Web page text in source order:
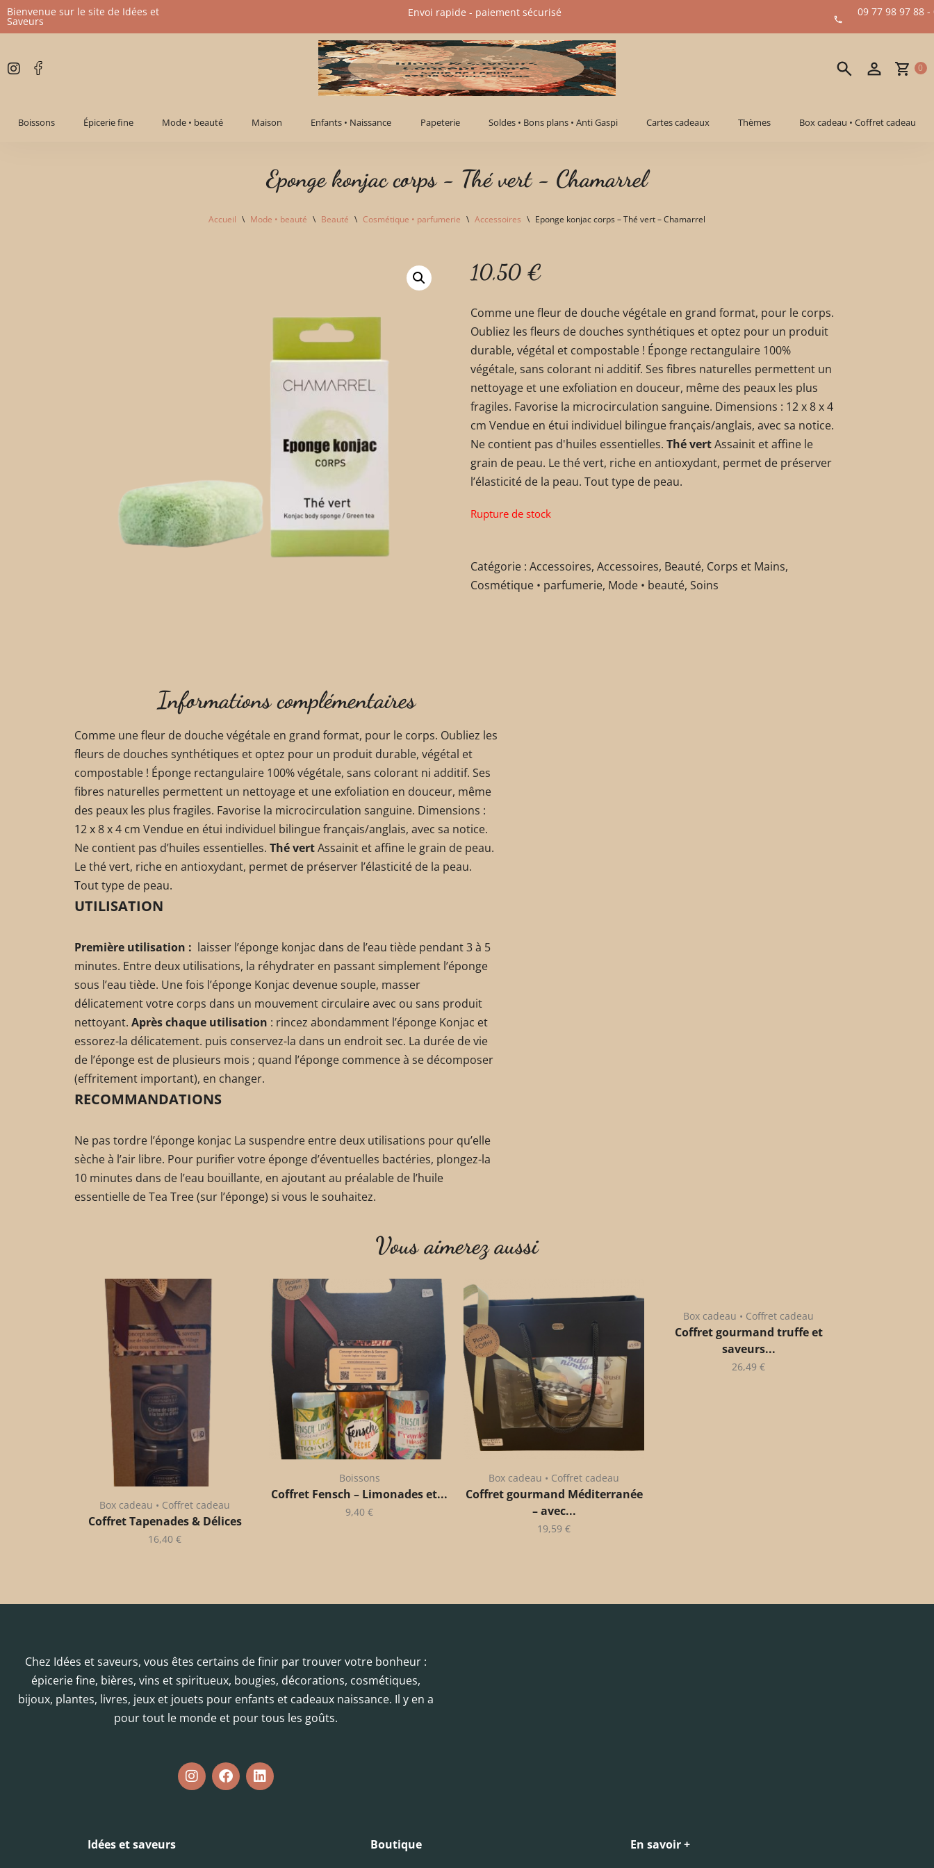
Aller
contenu
Bienvenue sur le site de Idées et
Saveurs
09 77 98 97 88 -
Envoi rapide - paiement sécurisé​
0
Boissons Épicerie fine Mode • beauté Maison Enfants • Naissance Papeterie Soldes • Bons plans • Anti Gaspi Cartes cadeaux Thèmes Box cadeau • Coffret cadeau
Eponge konjac corps - Thé vert - Chamarrel
Accueil \ Mode • beauté \ Beauté \ Cosmétique • parfumerie \ Accessoires \ Eponge konjac corps – Thé vert – Chamarrel
10,50 €
Comme une fleur de douche végétale en grand format, pour le corps.
Oubliez les fleurs de douches synthétiques et optez pour un produit
durable, végétal et compostable ! Éponge rectangulaire 100%
végétale, sans colorant ni additif. Ses fibres naturelles permettent un
nettoyage et une exfoliation en douceur, même des peaux les plus
fragiles. Favorise la microcirculation sanguine. Dimensions : 12 x 8 x 4
cm Vendue en étui individuel bilingue français/anglais, avec sa notice.
Ne contient pas d'huiles essentielles. Thé vertAssainit et affine le
grain de peau. Le thé vert, riche en antioxydant, permet de préserver
l’élasticité de la peau. Tout type de peau.
Rupture de stock
Catégorie : Accessoires, Accessoires, Beauté, Corps et Mains,
Cosmétique • parfumerie, Mode • beauté, Soins
Informations complémentaires
Comme une fleur de douche végétale en grand format, pour le corps. Oubliez les
fleurs de douches synthétiques et optez pour un produit durable, végétal et
compostable ! Éponge rectangulaire 100% végétale, sans colorant ni additif. Ses
fibres naturelles permettent un nettoyage et une exfoliation en douceur, même
des peaux les plus fragiles. Favorise la microcirculation sanguine. Dimensions :
12 x 8 x 4 cm Vendue en étui individuel bilingue français/anglais, avec sa notice.
Ne contient pas d’huiles essentielles. Thé vertAssainit et affine le grain de peau.
Le thé vert, riche en antioxydant, permet de préserver l’élasticité de la peau.
Tout type de peau.
UTILISATION
Première utilisation : laisser l’éponge konjac dans de l’eau tiède pendant 3 à 5
minutes. Entre deux utilisations, la réhydrater en passant simplement l’éponge
sous l’eau tiède. Une fois l’éponge Konjac devenue souple, masser
délicatement votre corps dans un mouvement circulaire avec ou sans produit
nettoyant. Après chaque utilisation : rincez abondamment l’éponge Konjac et
essorez-la délicatement. puis conservez-la dans un endroit sec. La durée de vie
de l’éponge est de plusieurs mois ; quand l’éponge commence à se décomposer
(effritement important), en changer.
RECOMMANDATIONS
Ne pas tordre l’éponge konjac La suspendre entre deux utilisations pour qu’elle
sèche à l’air libre. Pour purifier votre éponge d’éventuelles bactéries, plongez-la
10 minutes dans de l’eau bouillante, en ajoutant au préalable de l’huile
essentielle de Tea Tree (sur l’éponge) si vous le souhaitez.
Vous aimerez aussi
Box cadeau • Coffret cadeau
Coffret Tapenades & Délices
16,40 €
Boissons
Coffret Fensch – Limonades et...
9,40 €
Box cadeau • Coffret cadeau
Coffret gourmand Méditerranée
– avec...
19,59 €
Box cadeau • Coffret cadeau
Coffret gourmand truffe et
saveurs...
26,49 €
Chez Idées et saveurs, vous êtes certains de finir par trouver votre bonheur :
épicerie fine, bières, vins et spiritueux, bougies, décorations, cosmétiques,
bijoux, plantes, livres, jeux et jouets pour enfants et cadeaux naissance. Il y en a
pour tout le monde et pour tous les goûts.
Idées et saveurs
Boutique
En savoir +